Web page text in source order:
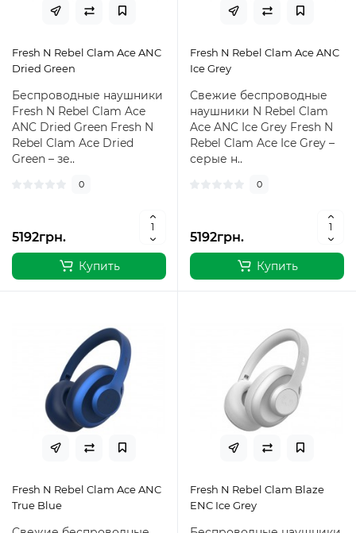
Fresh N Rebel Clam Ace ANC
Dried Green
Беспроводные наушники
Fresh N Rebel Clam Ace
ANC Dried Green Fresh N
Rebel Clam Ace Dried
Green – зе..
0
5192грн.
Купить
Fresh N Rebel Clam Ace ANC
Ice Grey
Свежие беспроводные
наушники N Rebel Clam
Ace ANC Ice Grey Fresh N
Rebel Clam Ace Ice Grey –
серые н..
0
5192грн.
Купить
Fresh N Rebel Clam Ace ANC
True Blue
Fresh N Rebel Clam Blaze
ENC Ice Grey